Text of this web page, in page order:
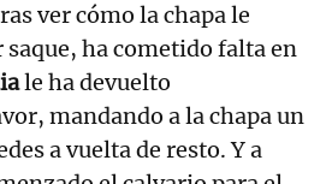
ver cómo la chapa le
ha cometido falta en
le ha devuelto
mandando a la chapa un
a vuelta de resto. Y a